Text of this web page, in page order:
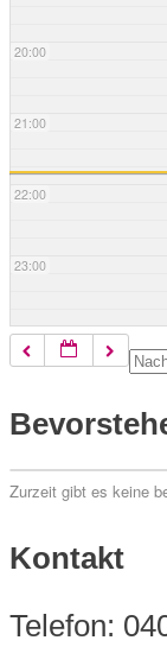
20:00
21:00
22:00
23:00
Zurzeit gibt es keine
Kontakt
Telefon: